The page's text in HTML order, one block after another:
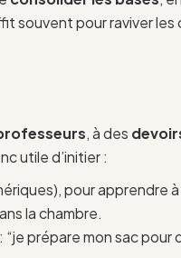
souvent pour raviver
, à des
utile d’initier :
pour apprendre
la chambre.
“je prépare mon sac pour